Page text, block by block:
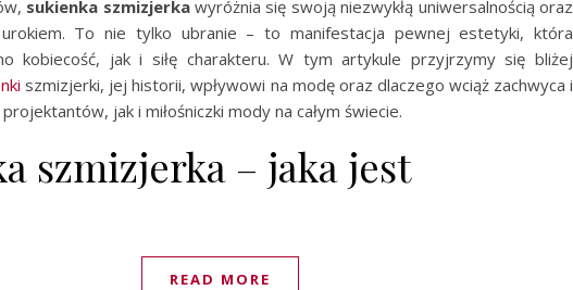
sukienka szmizjerkawyróżnia się swoją niezwykłą uniwersalnością oraz
urokiem. To nie tylko ubranie – to manifestacja pewnej estetyki, która
kobiecość, jak i siłę charakteru. W tym artykule przyjrzymy się bliżej
szmizjerki, jej historii, wpływowi na modę oraz dlaczego wciąż zachwyca i
jak i miłośniczki mody na całym świecie.
szmizjerka – jaka jest
READ MORE